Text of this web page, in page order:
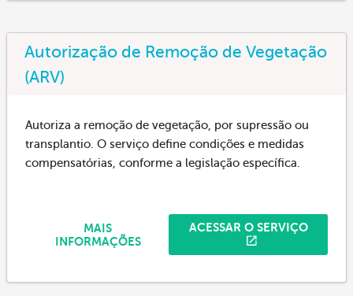
Autorização de Remoção de Vegetação
(ARV)
Autoriza a remoção de vegetação, por supressão ou
transplantio. O serviço define condições e medidas
compensatórias, conforme a legislação específica.
ACESSAR O SERVIÇO
MAIS
INFORMAÇÕES